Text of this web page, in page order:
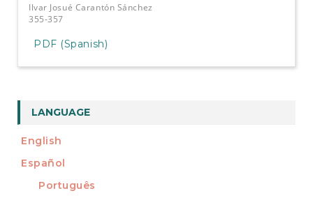
Ilvar Josué Carantón Sánchez
355-357
PDF (Spanish)
LANGUAGE
English
Español
Português